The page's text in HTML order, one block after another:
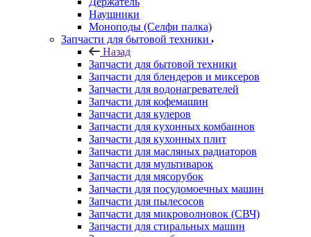
Наушники
Моноподы (Селфи палка)
Запчасти для бытовой техники
Назад
Запчасти для бытовой техники
Запчасти для блендеров и миксеров
Запчасти для водонагревателей
Запчасти для кофемашин
Запчасти для кулеров
Запчасти для кухонных комбаинов
Запчасти для кухонных плит
Запчасти для масляных радиаторов
Запчасти для мультиварок
Запчасти для мясорубок
Запчасти для посудомоечных машин
Запчасти для пылесосов
Запчасти для микроволновок (СВЧ)
Запчасти для стиральных машин